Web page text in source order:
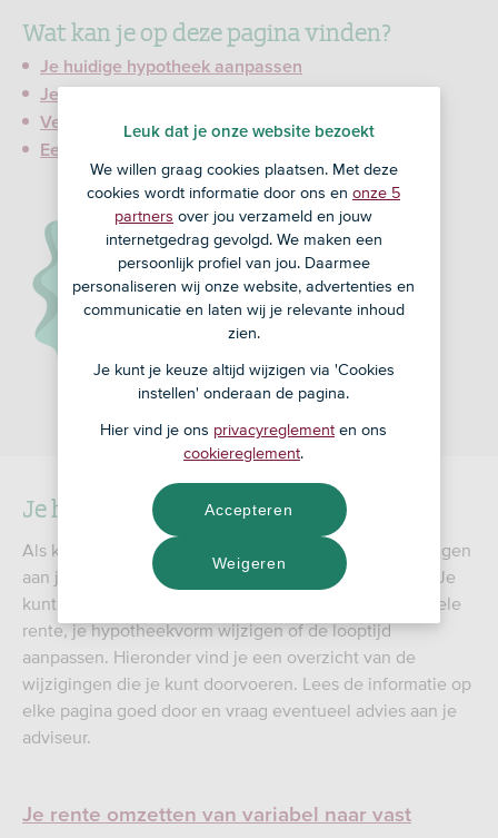
Wat kan je op deze pagina vinden?
Je huidige hypotheek aanpassen
Je maandlasten verlagen
Verbouwen of verduurzamen financieren
Een ander huis kopen
Je huidige hypotheek aanpassen
Als klant van BLG Wonen kun je verschillende wijzigingen
aan je hypotheek zelf of met je adviseur doorvoeren. Je
kunt bijvoorbeeld je vaste rente omzetten naar variabele
rente, je hypotheekvorm wijzigen of de looptijd
aanpassen. Hieronder vind je een overzicht van de
wijzigingen die je kunt doorvoeren. Lees de informatie op
elke pagina goed door en vraag eventueel advies aan je
adviseur.
Je rente omzetten van variabel naar vast
Leuk dat je onze website bezoekt
We willen graag cookies plaatsen. Met deze
cookies wordt informatie door ons en onze 5
partners over jou verzameld en jouw
internetgedrag gevolgd. We maken een
persoonlijk profiel van jou. Daarmee
personaliseren wij onze website, advertenties en
communicatie en laten wij je relevante inhoud
zien.
Je kunt je keuze altijd wijzigen via 'Cookies
instellen' onderaan de pagina.
Hier vind je ons privacyreglement en ons
cookiereglement.
Weigeren
Accepteren